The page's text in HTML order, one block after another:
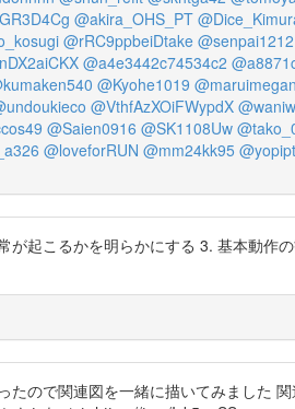
@akira_OHS_PT
@rRC9ppbeiDtake @senpai1212
@a4e3442c74534c2
@Kyohe1019
@VthfAzXOiFWypdX
@Saien0916 @SK1108Uw
@loveforRUN @mm24kk95
起こるかを明らかにする 3. 基本動作
ので関連図を一緒に描いてみました